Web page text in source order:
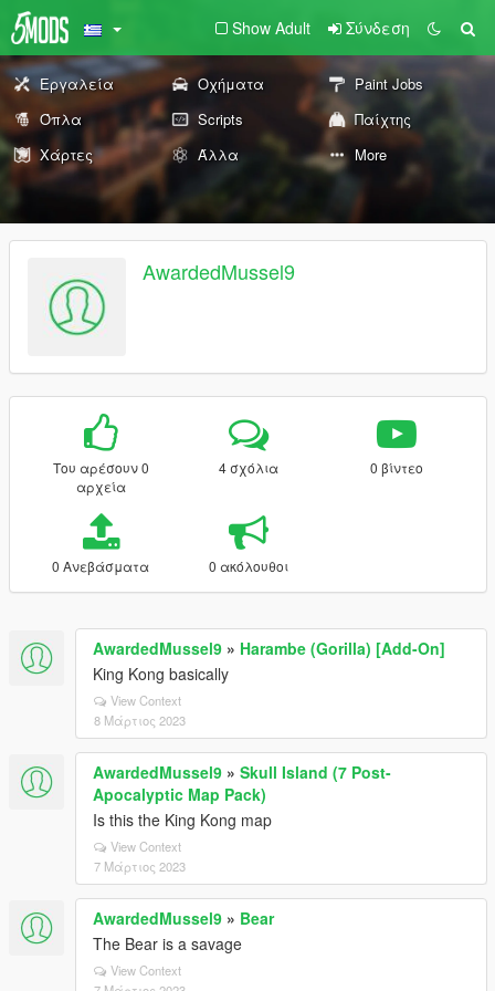
Show Adult Σύνδεση
Εργαλεία Οχήματα
Paint Jobs
Όπλα
Scripts
Παίχτης
Χάρτες
Άλλα More
AwardedMussel9
Του αρέσουν 0
αρχεία
4 σχόλια 0 βίντεο
0 Ανεβάσματα 0 ακόλουθοι
AwardedMussel9 » Harambe (Gorilla) [Add-On]
King Kong basically
View Context
8 Μάρτιος 2023
AwardedMussel9 » Skull Island (7 Post-
Apocalyptic Map Pack)
Is this the King Kong map
View Context
7 Μάρτιος 2023
AwardedMussel9 » Bear
The Bear is a savage
View Context